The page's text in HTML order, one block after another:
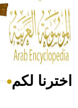
- هل تعلم أن
من مادة كربونات
أجود أنواعه،
هل تعلم أن
اخترنا لكم